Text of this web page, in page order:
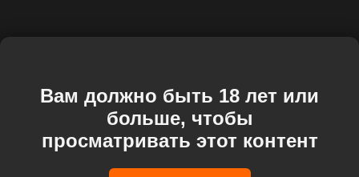
Вам должно быть 18 лет или
больше, чтобы
просматривать этот контент